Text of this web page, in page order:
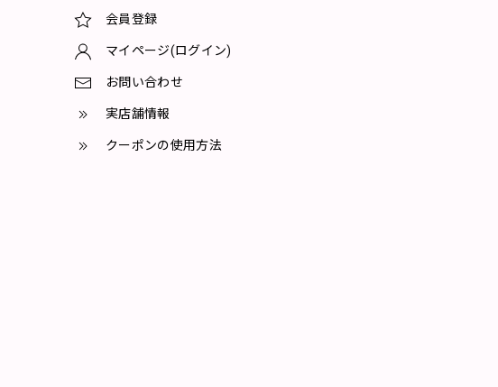
会員登録
マイページ(ログイン)
お問い合わせ
実店舗情報
クーポンの使用方法